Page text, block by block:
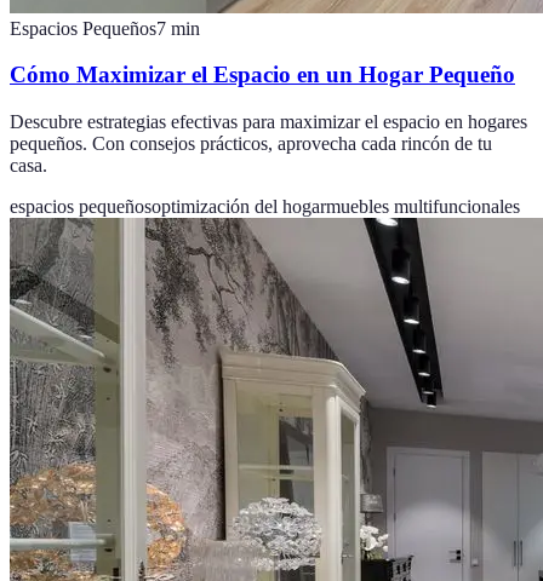
Espacios Pequeños7 min
Cómo Maximizar el Espacio en un Hogar Pequeño
Descubre estrategias efectivas para maximizar el espacio en hogares
pequeños. Con consejos prácticos, aprovecha cada rincón de tu
casa.
espacios pequeñosoptimización del hogarmuebles multifuncionales